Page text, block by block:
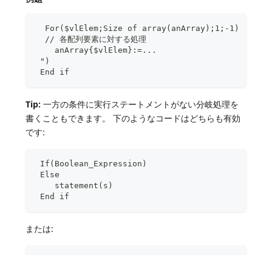
  For($vlElem;Size of array(anArray);1;-1)
  // 各配列要素に対する処理
    anArray{$vlElem}:=...
")
End if
Tip: 一方の条件に実行ステートメントがない分岐処理を
書くこともできます。 下のようなコードはどちらも有効
です:
If(Boolean_Expression)
Else
    statement(s)
End if
または: